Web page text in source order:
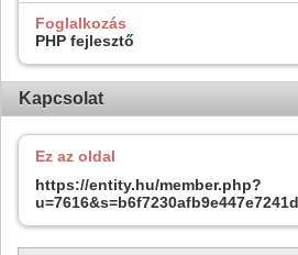
Foglalkozás
PHP fejlesztő
Kapcsolat
Ez az oldal
https://entity.hu/member.php?